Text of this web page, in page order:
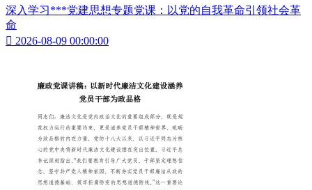
深入学习***党建思想专题党课：以党的自我革命引领社会革
命
 2026-08-09 00:00:00